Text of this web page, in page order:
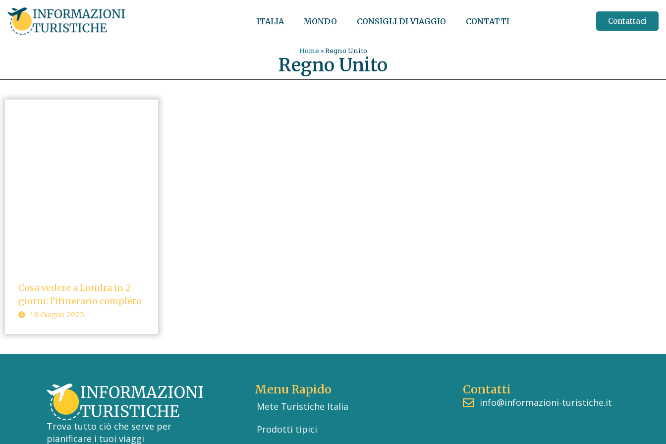
ITALIA MONDO CONSIGLI DI VIAGGIO CONTATTI Contattaci
Home »Regno Unito
Regno Unito
Cosa vedere a Londra in 2
giorni: l’itinerario completo
18 Giugno 2025
Trova tutto ciò che serve per
pianificare i tuoi viaggi
Menu Rapido
Mete Turistiche Italia
Prodotti tipici
Contatti
info@informazioni-turistiche.it